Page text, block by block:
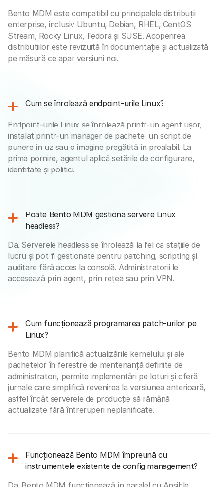
Bento MDM este compatibil cu principalele distribuții
enterprise, inclusiv Ubuntu, Debian, RHEL, CentOS
Stream, Rocky Linux, Fedora și SUSE. Acoperirea
distribuțiilor este revizuită în documentație și actualizată
pe măsură ce apar versiuni noi.
Cum se înrolează endpoint-urile Linux?
Endpoint-urile Linux se înrolează printr-un agent ușor,
instalat printr-un manager de pachete, un script de
punere în uz sau o imagine pregătită în prealabil. La
prima pornire, agentul aplică setările de configurare,
identitate și politici.
Poate Bento MDM gestiona servere Linux
headless?
Da. Serverele headless se înrolează la fel ca stațiile de
lucru și pot fi gestionate pentru patching, scripting și
auditare fără acces la consolă. Administratorii le
accesează prin agent, prin rețea sau prin VPN.
Cum funcționează programarea patch-urilor pe
Linux?
Bento MDM planifică actualizările kernelului și ale
pachetelor în ferestre de mentenanță definite de
administratori, permite implementări pe loturi și oferă
jurnale care simplifică revenirea la versiunea anterioară,
astfel încât serverele de producție să rămână
actualizate fără întreruperi neplanificate.
Funcționează Bento MDM împreună cu
instrumentele existente de config management?
Da. Bento MDM funcționează în paralel cu Ansible,